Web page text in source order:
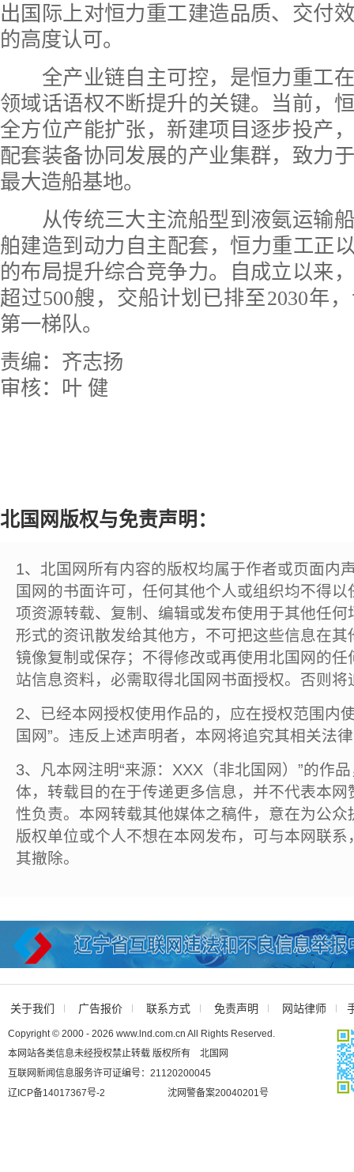
出国际上对恒力重工建造品质、交付
的高度认可。
全产业链自主可控，是恒力重工在
领域话语权不断提升的关键。当前，
全方位产能扩张，新建项目逐步投产
配套装备协同发展的产业集群，致力
最大造船基地。
从传统三大主流船型到液氨运输船
舶建造到动力自主配套，恒力重工正
的布局提升综合竞争力。自成立以来
超过500艘，交船计划已排至2030年
第一梯队。
责编：齐志扬
审核：叶 健
北国网版权与免责声明：
1、北国网所有内容的版权均属于作者或页面内
国网的书面许可，任何其他个人或组织均不得
项资源转载、复制、编辑或发布使用于其他任
形式的资讯散发给其他方，不可把这些信息在
镜像复制或保存；不得修改或再使用北国网的
站信息资料，必需取得北国网书面授权。否则将
2、已经本网授权使用作品的，应在授权范围内
国网”。违反上述声明者，本网将追究其相关法
3、凡本网注明“来源：XXX（非北国网）”的作
体，转载目的在于传递更多信息，并不代表本
性负责。本网转载其他媒体之稿件，意在为公
版权单位或个人不想在本网发布，可与本网联
其撤除。
关于我们 广告报价 联系方式 免责声明 网站律师
Copyright © 2000 - 2026 www.lnd.com.cn All Rights Reserved.
本网站各类信息未经授权禁止转载 版权所有 北国网
互联网新闻信息服务许可证编号：21120200045
辽ICP备14017367号-2
沈网警备案20040201号